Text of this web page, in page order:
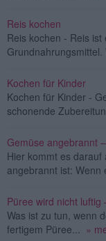
Reis kochen
Reis kochen - Reis ist
Grundnahrungsmittel.
Kochen für Kinder
Kochen für Kinder -
schonende
Gemüse angebrannt
Hier kommt es
angebrannt ist: Wenn
Püree wird nicht luftig
Was ist zu tun, wenn
fertigem Püree...
»